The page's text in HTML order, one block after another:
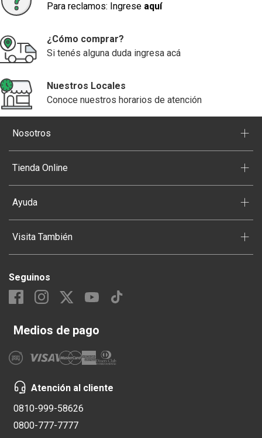
Para reclamos: Ingrese aquí
¿Cómo comprar?
Si tenés alguna duda ingresa acá
Nuestros Locales
Conoce nuestros horarios de atención
Nosotros +
Tienda Online +
Ayuda +
Visita También +
Seguinos
Medios de pago
Atención al cliente
0810-999-58626
0800-777-7777